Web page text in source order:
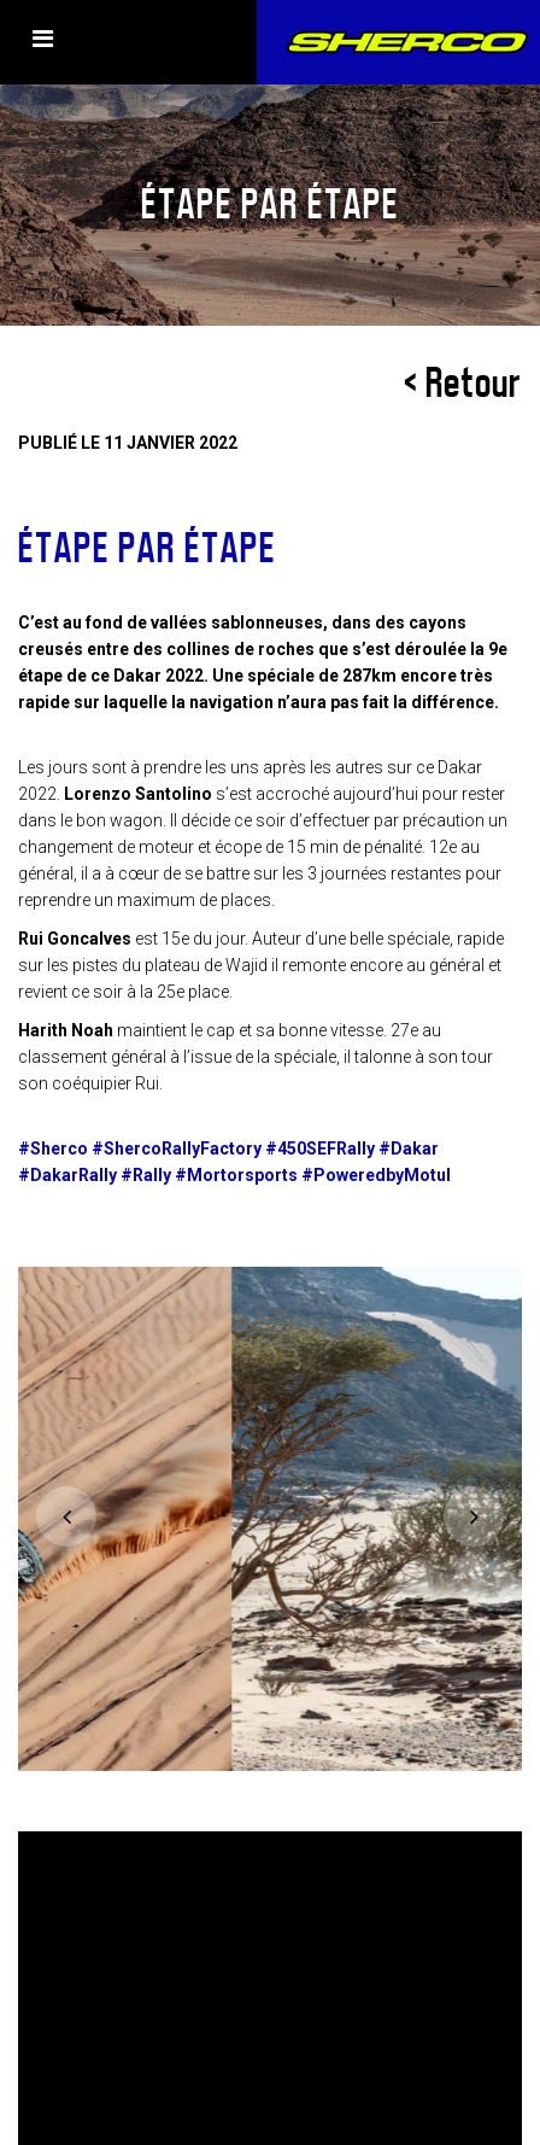
ÉTAPE PAR ÉTAPE
< Retour
PUBLIÉ LE 11 JANVIER 2022
ÉTAPE PAR ÉTAPE
C’est au fond de vallées sablonneuses, dans des cayons
creusés entre des collines de roches que s’est déroulée la 9e
étape de ce Dakar 2022. Une spéciale de 287km encore très
rapide sur laquelle la navigation n’aura pas fait la différence.
Les jours sont à prendre les uns après les autres sur ce Dakar
2022.
Lorenzo Santolino s’est accroché aujourd’hui pour rester
dans le bon wagon. Il décide ce soir d’effectuer par précaution un
changement de moteur et écope de 15 min de pénalité. 12e au
général, il a à cœur de se battre sur les 3 journées restantes pour
reprendre un maximum de places.
Rui Goncalves est 15e du jour. Auteur d’une belle spéciale, rapide
sur les pistes du plateau de Wajid il remonte encore au général et
revient ce soir à la 25e place.
Harith Noah maintient le cap et sa bonne vitesse. 27e au
classement général à l’issue de la spéciale, il talonne à son tour
son coéquipier Rui.
#Sherco #ShercoRallyFactory #450SEFRally #Dakar
#DakarRally #Rally #Mortorsports #PoweredbyMotul